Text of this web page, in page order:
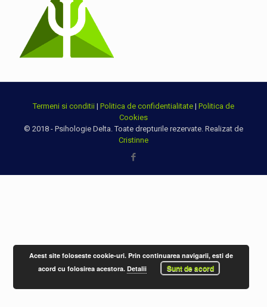
Termeni si conditii | Politica de confidentialitate | Politica de
Cookies
© 2018 - Psihologie Delta. Toate drepturile rezervate. Realizat de
Cristinne
Acest site foloseste cookie-uri. Prin continuarea navigarii, esti de
acord cu folosirea acestora.Detalii Sunt de acord